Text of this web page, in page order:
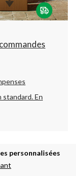
standard.En
personnalisées